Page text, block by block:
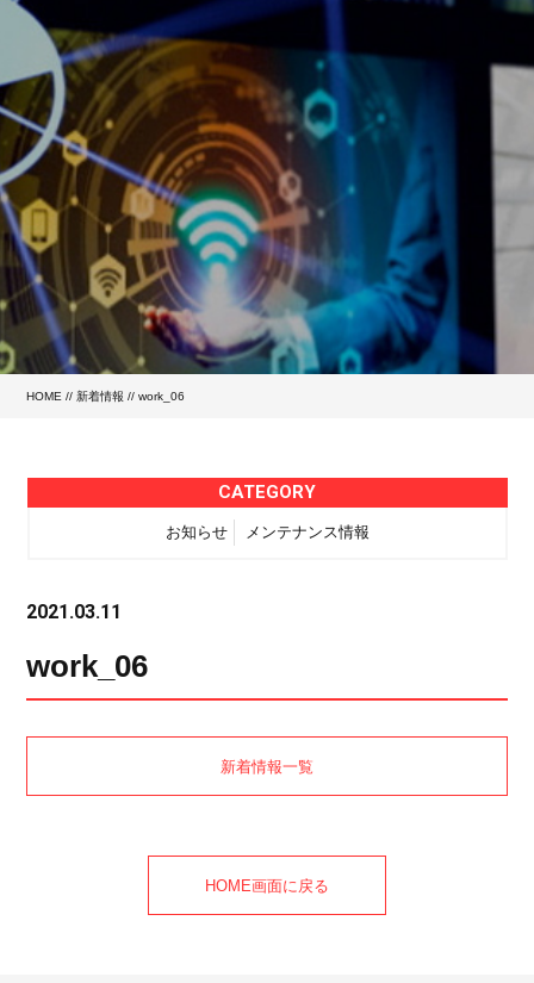
HOME //新着情報 // work_06
CATEGORY
お知らせ メンテナンス情報
2021.03.11
work_06
新着情報一覧
HOME画面に戻る